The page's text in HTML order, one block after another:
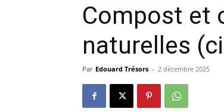
Compost et
naturelles
Par Edouard Trésors - 2 décembre 2025